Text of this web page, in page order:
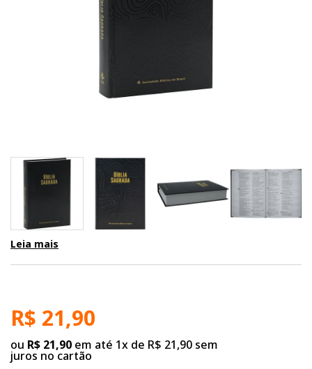
Leia mais
R$ 21,90
ou R$ 21,90 em até 1x de R$ 21,90 sem
juros no cartão